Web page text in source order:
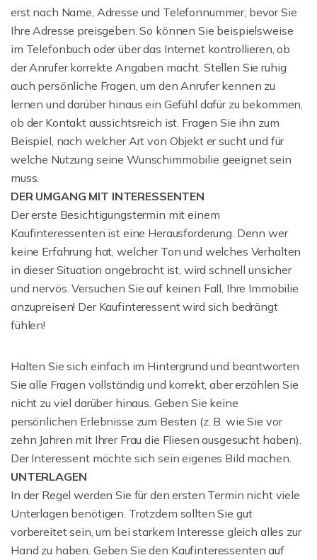
erst nach Name, Adresse und Telefonnummer, bevor Sie
Ihre Adresse preisgeben. So können Sie beispielsweise
im Telefonbuch oder über das Internet kontrollieren, ob
der Anrufer korrekte Angaben macht. Stellen Sie ruhig
auch persönliche Fragen, um den Anrufer kennen zu
lernen und darüber hinaus ein Gefühl dafür zu bekommen,
ob der Kontakt aussichtsreich ist. Fragen Sie ihn zum
Beispiel, nach welcher Art von Objekt er sucht und für
welche Nutzung seine Wunschimmobilie geeignet sein
muss.
DER UMGANG MIT INTERESSENTEN
Der erste Besichtigungstermin mit einem
Kaufinteressenten ist eine Herausforderung. Denn wer
keine Erfahrung hat, welcher Ton und welches Verhalten
in dieser Situation angebracht ist, wird schnell unsicher
und nervös. Versuchen Sie auf keinen Fall, Ihre Immobilie
anzupreisen! Der Kaufinteressent wird sich bedrängt
fühlen!
Halten Sie sich einfach im Hintergrund und beantworten
Sie alle Fragen vollständig und korrekt, aber erzählen Sie
nicht zu viel darüber hinaus. Geben Sie keine
persönlichen Erlebnisse zum Besten (z. B. wie Sie vor
zehn Jahren mit Ihrer Frau die Fliesen ausgesucht haben).
Der Interessent möchte sich sein eigenes Bild machen.
UNTERLAGEN
In der Regel werden Sie für den ersten Termin nicht viele
Unterlagen benötigen. Trotzdem sollten Sie gut
vorbereitet sein, um bei starkem Interesse gleich alles zur
Hand zu haben. Geben Sie den Kaufinteressenten auf